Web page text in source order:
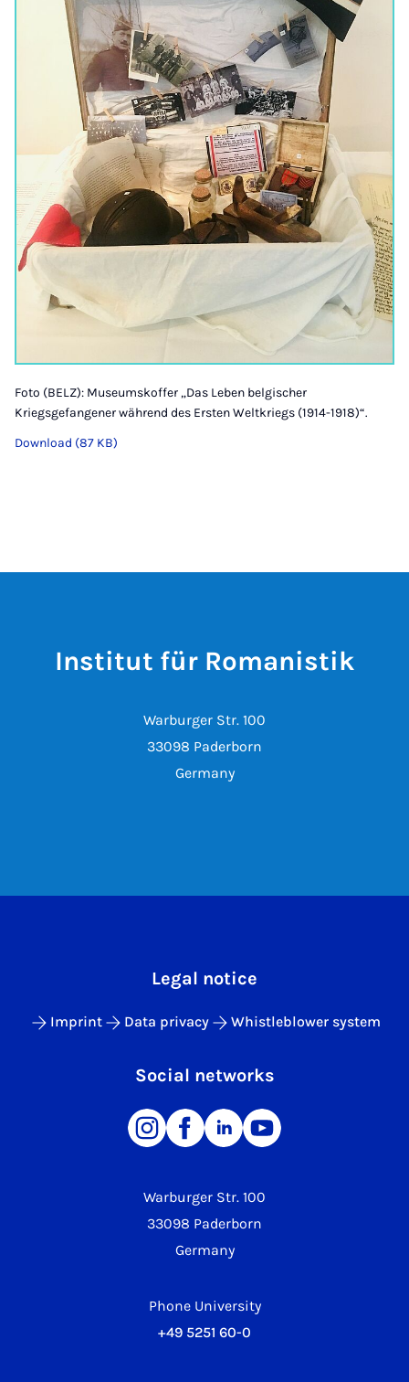
Foto (BELZ): Museumskoffer „Das Leben belgischer
Kriegsgefangener während des Ersten Weltkriegs (1914-1918)“.
Download (87 KB)
Institut für Romanistik
Warburger Str. 100
33098 Paderborn
Germany
Warburger Str. 100
33098 Paderborn
Germany
Phone University
+49 5251 60-0
Legal notice
Imprint Data privacy Whistleblower system
Social networks